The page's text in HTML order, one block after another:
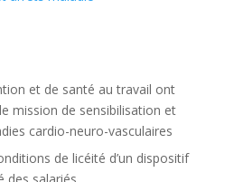
et de santé au travail ont
mission de sensibilisation et
cardio-neuro-vasculaires
de licéité d’un dispositif